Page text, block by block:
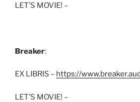
LET’S MOVIE! –
Breaker:
EX LIBRIS – https://
LET’S MOVIE! –